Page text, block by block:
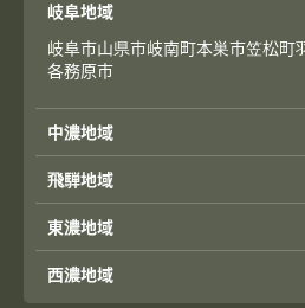
岐阜地域
岐阜市山県市岐南町本巣市笠松町
各務原市
中濃地域
飛騨地域
東濃地域
西濃地域